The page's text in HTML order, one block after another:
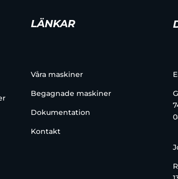
LÄNKAR
Våra maskiner
Begagnade maskiner
Dokumentation
Kontakt